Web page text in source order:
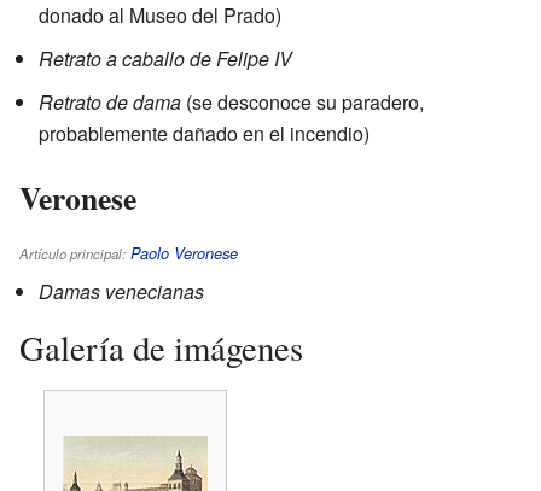
donado al Museo del Prado)
Retrato a caballo de Felipe IV
Retrato de dama (se desconoce su paradero,
probablemente dañado en el incendio)
Veronese
Artículo principal: Paolo Veronese
Damas venecianas
Galería de imágenes